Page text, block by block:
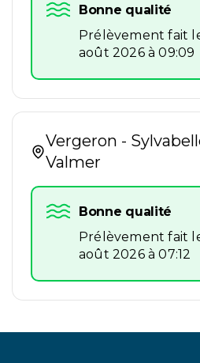
Bonne qualité
Prélèvement fait
août 2026 à 09:09
Vergeron -
Valmer
Bonne qualité
Prélèvement fait
août 2026 à 07:12